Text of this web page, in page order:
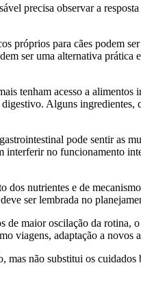
precisa observar a
próprios para cães podem
ser uma alternativa
tenham acesso a
Alguns
pode sentir as
no funcionamento
nutrientes e de
ser lembrada no
de maior oscilação da
viagens, adaptação a
não substitui os